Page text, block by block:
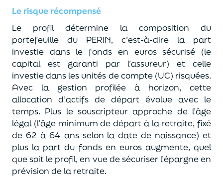
Le risque récompensé
Le profil détermine la composition du
portefeuille du PERIN, c’est-à-dire la part
investie dans le fonds en euros sécurisé (le
capital est garanti par l’assureur) et celle
investie dans les unités de compte (UC) risquées.
Avec la gestion profilée à horizon, cette
allocation d’actifs de départ évolue avec le
temps. Plus le souscripteur approche de l’âge
légal (l’âge minimum de départ à la retraite, fixé
de 62 à 64 ans selon la date de naissance) et
plus la part du fonds en euros augmente, quel
que soit le profil, en vue de sécuriser l’épargne en
prévision de la retraite.